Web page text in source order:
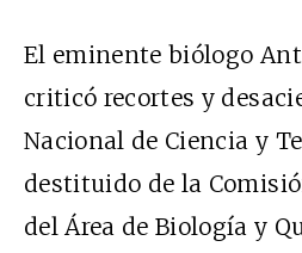
El eminente biólogo
criticó recortes y
Nacional de Ciencia y
destituido de la
del Área de Biología y